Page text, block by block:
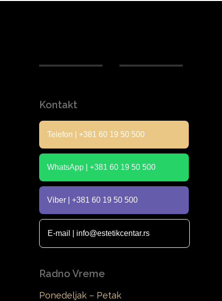
Kontakt
Telefon | +381 60 19 50 500
WhatsApp | +381 60 19 50 500
Viber | +381 60 19 50 500
E-mail | info@estetikcentar.rs
Radno Vreme
Ponedeljak – Petak